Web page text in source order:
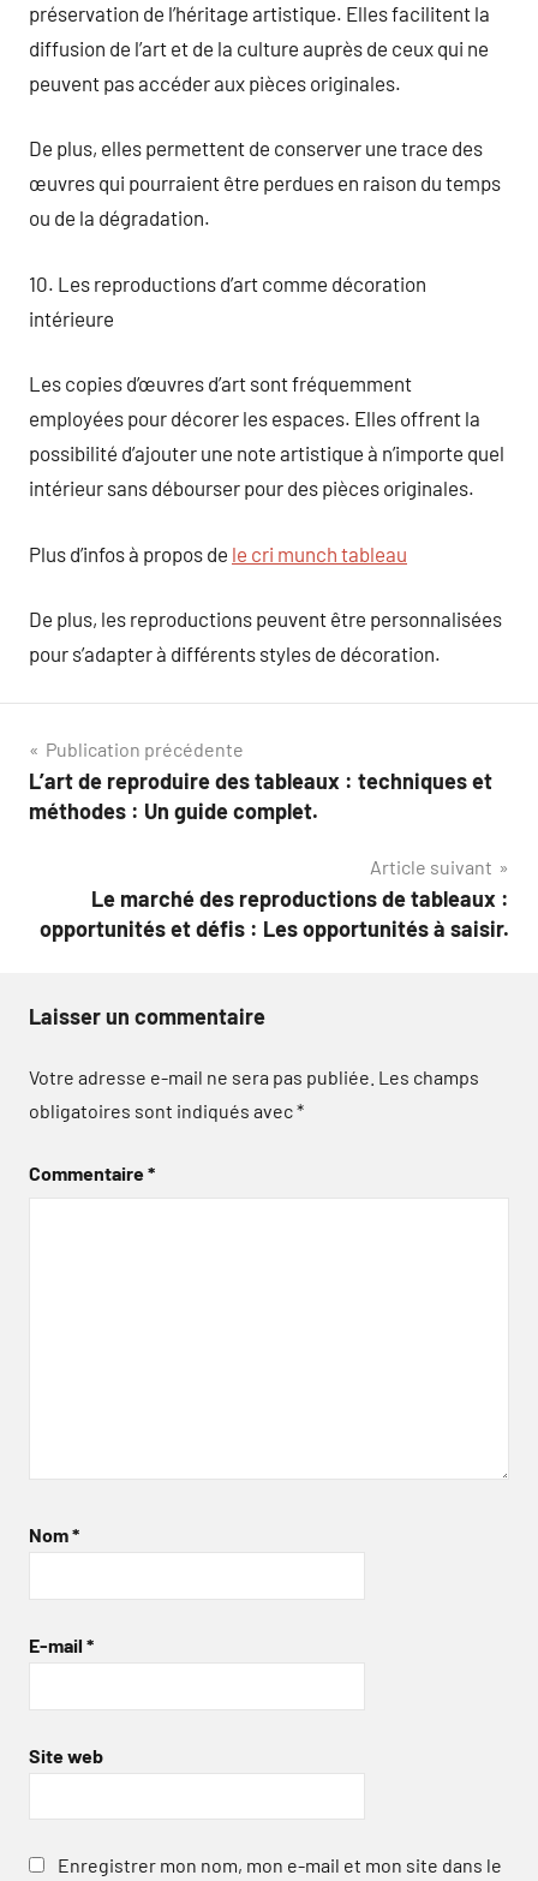
préservation de l’héritage artistique. Elles facilitent la
diffusion de l’art et de la culture auprès de ceux qui ne
peuvent pas accéder aux pièces originales.
De plus, elles permettent de conserver une trace des
œuvres qui pourraient être perdues en raison du temps
ou de la dégradation.
10. Les reproductions d’art comme décoration
intérieure
Les copies d’œuvres d’art sont fréquemment
employées pour décorer les espaces. Elles offrent la
possibilité d’ajouter une note artistique à n’importe quel
intérieur sans débourser pour des pièces originales.
Plus d’infos à propos de le cri munch tableau
De plus, les reproductions peuvent être personnalisées
pour s’adapter à différents styles de décoration.
Navigation
de
Publication précédente
L’art de reproduire des tableaux : techniques et
méthodes : Un guide complet.
Article suivant
Le marché des reproductions de tableaux :
opportunités et défis : Les opportunités à saisir.
Laisser un commentaire
Votre adresse e-mail ne sera pas publiée. Les champs
obligatoires sont indiqués avec*
Commentaire*
Nom*
E-mail *
Site web
Enregistrer mon nom, mon e-mail et mon site dans le